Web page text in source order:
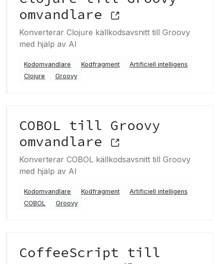
omvandlare
Konverterar Clojure källkodsavsnitt till Groovy
med hjälp av AI
Kodomvandlare Kodfragment
Artificiell intelligens
Clojure
Groovy
COBOL till Groovy
omvandlare
Konverterar COBOL källkodsavsnitt till Groovy
med hjälp av AI
Kodomvandlare Kodfragment
Artificiell intelligens
COBOL
Groovy
CoffeeScript till